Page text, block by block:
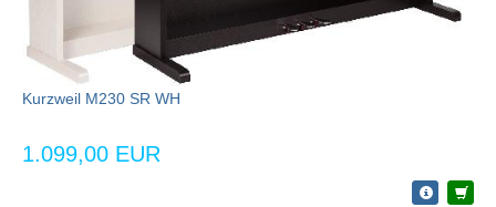
Kurzweil M230 SR WH
1.099,00 EUR